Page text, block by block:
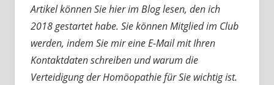
Artikel können Sie hier im Blog lesen, den ich
2018 gestartet habe. Sie können Mitglied im Club
werden, indem Sie mir eine E-Mail mit Ihren
Kontaktdaten schreiben und warum die
Verteidigung der Homöopathie für Sie wichtig ist.